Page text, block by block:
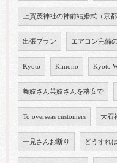
上賀茂神社の神前結婚式（京都
出張プラン エアコン完備
Kyoto Kimono Kyoto
舞妓さん芸妓さんを格安で
To overseas customers 大石
一見さんお断り どうすれ